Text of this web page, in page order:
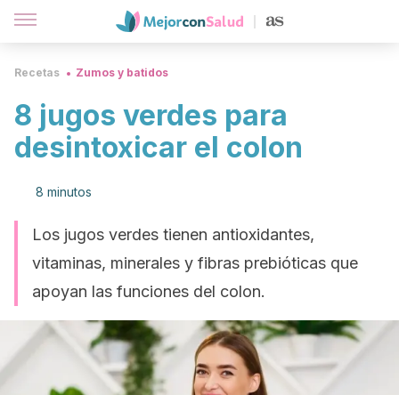
Recetas Zumos y batidos
8 jugos verdes para
desintoxicar el colon
8 minutos
Los jugos verdes tienen antioxidantes,
vitaminas, minerales y fibras prebióticas que
apoyan las funciones del colon.